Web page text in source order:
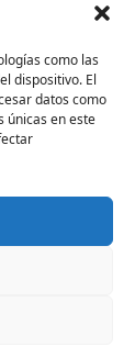
como las
dispositivo. El
datos como
únicas en este